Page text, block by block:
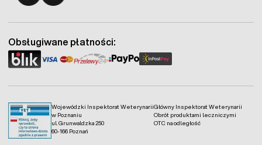
Wojewódzki Inspektorat Weterynarii
w Poznaniu
ul. Grunwaldzka 250
60-166 Poznań
Główny Inspektorat Weterynarii
Obrót produktami leczniczymi
OTC na odległość
Obsługiwane płatności: